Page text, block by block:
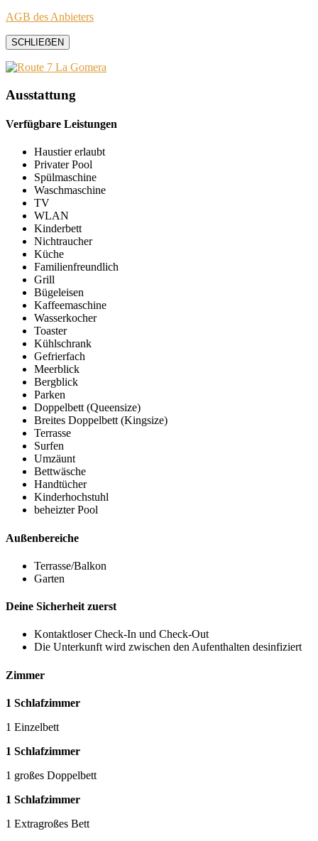
AGB des Anbieters
SCHLIEẞEN
Ausstattung
Verfügbare Leistungen
Haustier erlaubt
Privater Pool
Spülmaschine
Waschmaschine
TV
WLAN
Kinderbett
Nichtraucher
Küche
Familienfreundlich
Grill
Bügeleisen
Kaffeemaschine
Wasserkocher
Toaster
Kühlschrank
Gefrierfach
Meerblick
Bergblick
Parken
Doppelbett (Queensize)
Breites Doppelbett (Kingsize)
Terrasse
Surfen
Umzäunt
Bettwäsche
Handtücher
Kinderhochstuhl
beheizter Pool
Außenbereiche
Terrasse/Balkon
Garten
Deine Sicherheit zuerst
Kontaktloser Check-In und Check-Out
Die Unterkunft wird zwischen den Aufenthalten desinfiziert
Zimmer
1 Schlafzimmer
1 Einzelbett
1 Schlafzimmer
1 großes Doppelbett
1 Schlafzimmer
1 Extragroßes Bett